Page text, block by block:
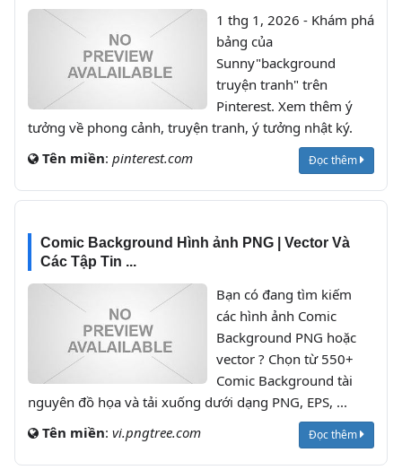
1 thg 1, 2026 - Khám phá
bảng của
Sunny"background
truyện tranh" trên
Pinterest. Xem thêm ý
tưởng về phong cảnh, truyện tranh, ý tưởng nhật ký.
Tên miền: pinterest.com Đọc thêm
Comic Background Hình ảnh PNG | Vector Và
Các Tập Tin ...
Bạn có đang tìm kiếm
các hình ảnh Comic
Background PNG hoặc
vector ? Chọn từ 550+
Comic Background tài
nguyên đồ họa và tải xuống dưới dạng PNG, EPS, ...
Tên miền: vi.pngtree.com Đọc thêm